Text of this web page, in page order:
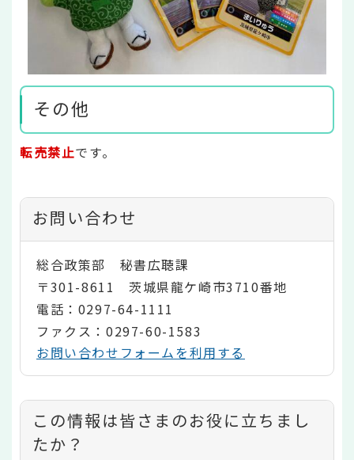
その他
転売禁止です。
お問い合わせ
総合政策部 秘書広聴課
〒301-8611 茨城県龍ケ崎市3710番地
電話：0297-64-1111
ファクス：0297-60-1583
お問い合わせフォームを利用する
コ
ン
この情報は皆さまのお役に立ちまし
たか？